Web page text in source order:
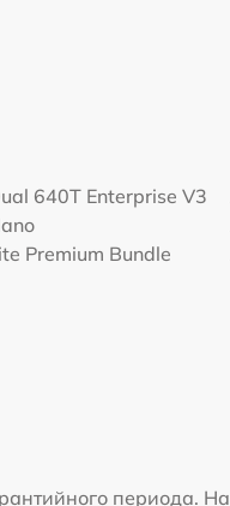
640T Enterprise V3
Premium Bundle
периода.